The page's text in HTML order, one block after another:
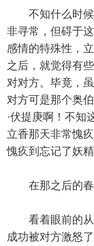
不知什么时候
非寻常，但碍于
感情的特殊性，
之后，就觉得有
对对方。毕竟，
对方可是那个奥
·伏提庚啊！不知
立香那天非常愧疚
愧疚到忘记了妖精
在那之后的春
看着眼前的从
成功被对方激怒了